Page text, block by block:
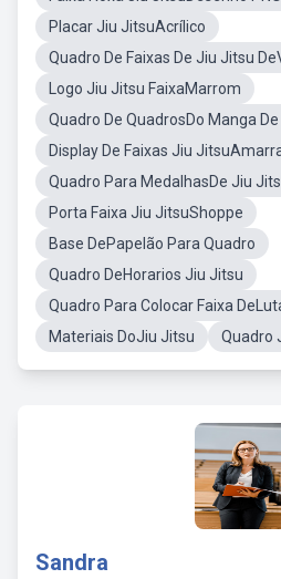
Placar Jiu JitsuAcrílico
Quadro De Faixas De Jiu Jitsu
Logo Jiu Jitsu FaixaMarrom
Quadro De QuadrosDo Manga
Display De Faixas Jiu
Quadro Para MedalhasDe Jiu
Porta Faixa Jiu JitsuShoppe
Base DePapelão Para Quadro
Quadro DeHorarios Jiu Jitsu
Quadro Para Colocar Faixa
Materiais DoJiu Jitsu
Quadro
Sandra